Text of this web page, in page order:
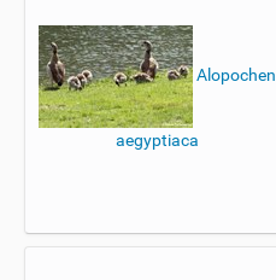
Alopochen
aegyptiaca